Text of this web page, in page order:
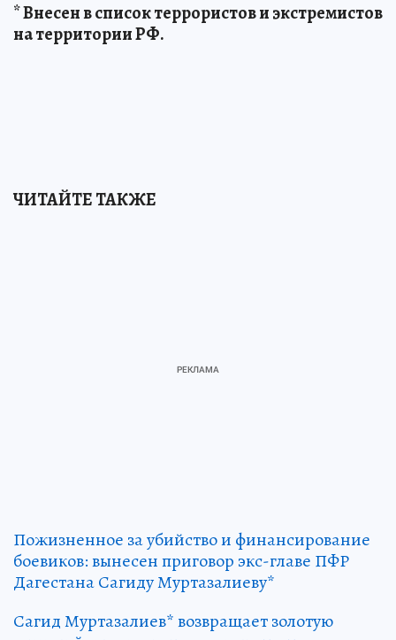
* Внесен в список террористов и экстремистов
на территории РФ.
ЧИТАЙТЕ ТАКЖЕ
Пожизненное за убийство и финансирование
боевиков: вынесен приговор экс-главе ПФР
Дагестана Сагиду Муртазалиеву*
Сагид Муртазалиев* возвращает золотую